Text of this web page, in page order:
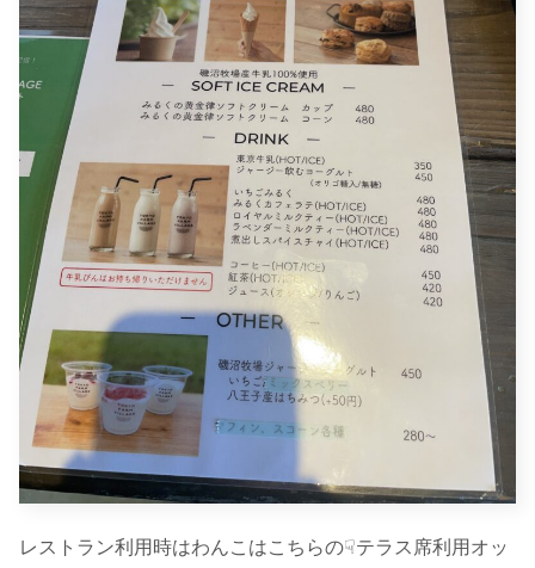
レストラン利用時はわんこはこちらの☟テラス席利用オッ